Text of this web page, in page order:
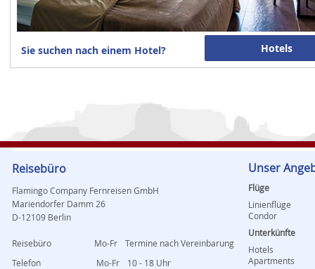
Sie suchen nach einem Hotel? Hotels
Reisebüro
Flamingo Company Fernreisen GmbH
Mariendorfer Damm 26
D-12109 Berlin
Reisebüro Mo-Fr
Termine nach Vereinbarung
Telefon
Mo-Fr
10 - 18 Uhr
Unser
Flüge
Linienflüge
Condor
Unterkünfte
Hotels
Apartments